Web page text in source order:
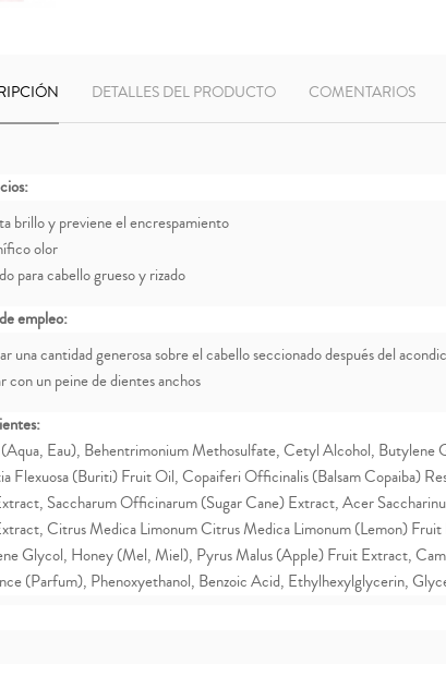
DETALLES DEL PRODUCTO COMENTARIOS
brillo y previene el encrespamiento
olor
para cabello grueso y rizado
empleo:
una cantidad generosa sobre el cabello seccionado después del
con un peine de dientes anchos
Eau), Behentrimonium Methosulfate, Cetyl Alcohol,
Flexuosa (Buriti) Fruit Oil, Copaiferi Officinalis (Balsam Copaiba)
Saccharum Officinarum (Sugar Cane) Extract, Acer
Citrus Medica Limonum Citrus Medica Limonum (Lemon)
Glycol, Honey (Mel, Miel), Pyrus Malus (Apple) Fruit Extract,
(Parfum), Phenoxyethanol, Benzoic Acid, Ethylhexylglycerin,